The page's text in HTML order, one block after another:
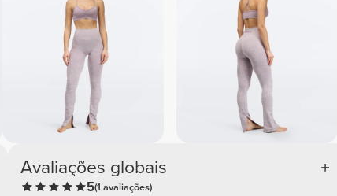
Avaliações globais
5(1 avaliações)